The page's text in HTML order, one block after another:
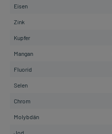
Eisen
Zink
Kupfer
Mangan
Fluorid
Selen
Chrom
Molybdän
Jod